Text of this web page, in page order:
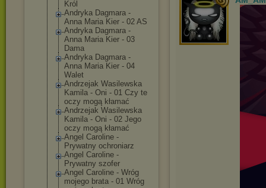
Król
Andryka Dagmara -
Anna Maria Kier - 02 AS
Andryka Dagmara -
Anna Maria Kier - 03
Dama
Andryka Dagmara -
Anna Maria Kier - 04
Walet
Andrzejak Wasilewska
Kamila - Oni - 01 Czy te
oczy mogą kłamać
Andrzejak Wasilewska
Kamila - Oni - 02 Jego
oczy mogą kłamać
Angel Caroline -
Prywatny ochroniarz
Angel Caroline -
Prywatny szofer
Angel Caroline - Wróg
mojego brata - 01 Wróg